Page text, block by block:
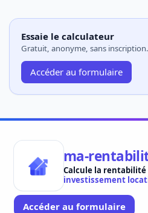
Essaie le calculateur
Gratuit, anonyme, sans inscription.
Accéder au formulaire
ma-
Calcule la rentabilité
investissement
Accéder au formulaire